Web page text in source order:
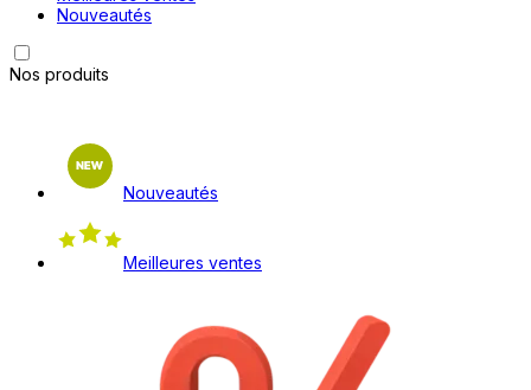
Nouveautés
Nos produits
Nouveautés
Meilleures ventes